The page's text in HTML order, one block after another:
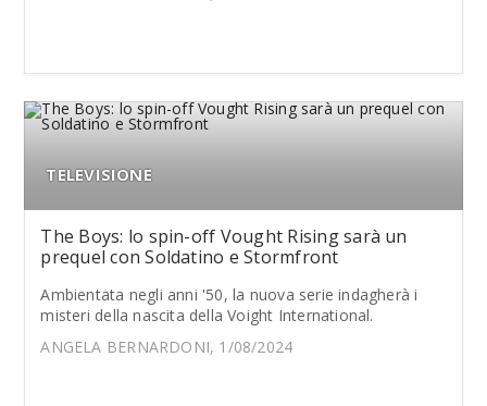
TELEVISIONE
The Boys: lo spin-off Vought Rising sarà un
prequel con Soldatino e Stormfront
Ambientata negli anni '50, la nuova serie indagherà i
misteri della nascita della Voight International.
ANGELA BERNARDONI, 1/08/2024